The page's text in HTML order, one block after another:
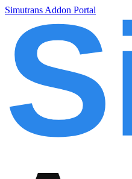
Simutrans Addon Portal